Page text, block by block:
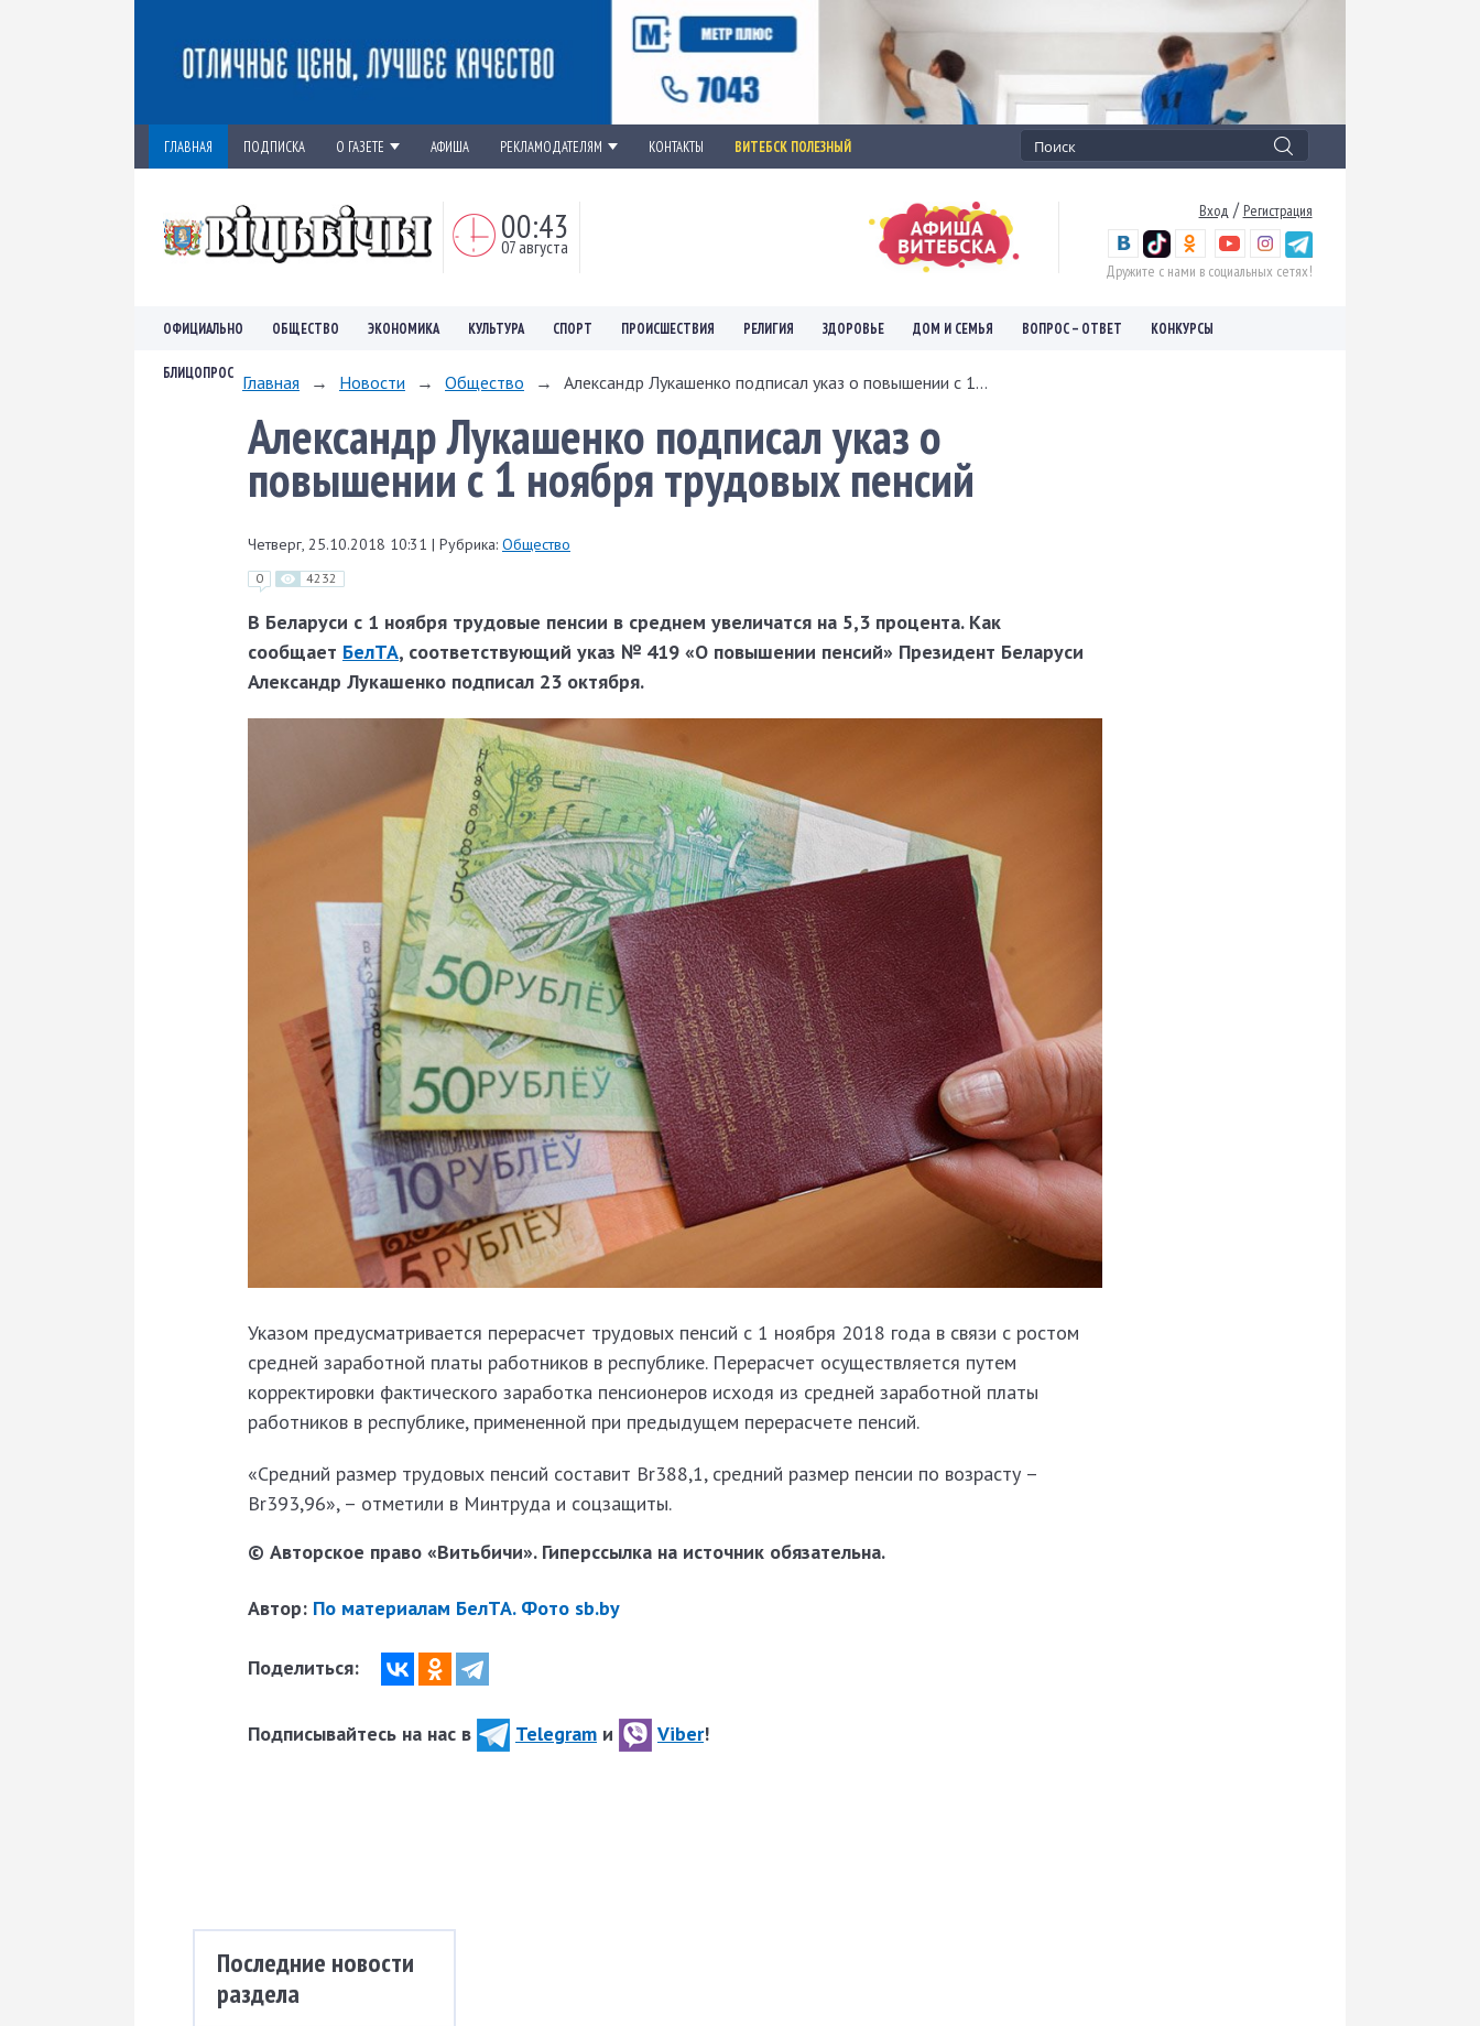
ГЛАВНАЯ ПОДПИСКА О ГАЗЕТЕ АФИША РЕКЛАМОДАТЕЛЯМ КОНТАКТЫ ВИТЕБСК ПОЛЕЗНЫЙ
00:43
07 августа
Вход / Регистрация
Дружите с нами в социальных сетях!
ОФИЦИАЛЬНО ОБЩЕСТВО ЭКОНОМИКА КУЛЬТУРА СПОРТ ПРОИСШЕСТВИЯ РЕЛИГИЯ ЗДОРОВЬЕ ДОМ И СЕМЬЯ ВОПРОС – ОТВЕТ КОНКУРСЫ
БЛИЦОПРОС Главная → Новости → Общество → Александр Лукашенко подписал указ о повышении с 1...
Александр Лукашенко подписал указ о
повышении с 1 ноября трудовых пенсий
Четверг, 25.10.2018 10:31 | Рубрика: Общество
0 4232
В Беларуси с 1 ноября трудовые пенсии в среднем увеличатся на 5,3 процента. Как
сообщает БелТА, соответствующий указ № 419 «О повышении пенсий» Президент Беларуси
Александр Лукашенко подписал 23 октября.
Указом предусматривается перерасчет трудовых пенсий с 1 ноября 2018 года в связи с ростом
средней заработной платы работников в республике. Перерасчет осуществляется путем
корректировки фактического заработка пенсионеров исходя из средней заработной платы
работников в республике, примененной при предыдущем перерасчете пенсий.
«Средний размер трудовых пенсий составит Br388,1, средний размер пенсии по возрасту –
Br393,96», – отметили в Минтруда и соцзащиты.
© Авторское право «Витьбичи». Гиперссылка на источник обязательна.
Автор: По материалам БелТА. Фото sb.by
Поделиться:
Подписывайтесь на нас в Telegram и Viber!
Последние новости
раздела